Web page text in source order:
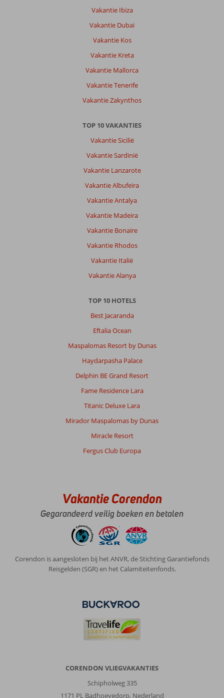
Vakantie Ibiza
Vakantie Dubai
Vakantie Kos
Vakantie Kreta
Vakantie Mallorca
Vakantie Tenerife
Vakantie Zakynthos
TOP 10 VAKANTIES
Vakantie Sicilië
Vakantie Sardinië
Vakantie Lanzarote
Vakantie Albufeira
Vakantie Antalya
Vakantie Madeira
Vakantie Bonaire
Vakantie Rhodos
Vakantie Italië
Vakantie Alanya
TOP 10 HOTELS
Best Jacaranda
Eftalia Ocean
Maspalomas Resort by Dunas
Haydarpasha Palace
Delphin BE Grand Resort
Fame Residence Lara
Titanic Deluxe Lara
Mirador Maspalomas by Dunas
Miracle Resort
Fergus Club Europa
Vakantie Corendon
Gegarandeerd veilig boeken en betalen
Corendon is aangesloten bij het ANVR, de Stichting Garantiefonds
Reisgelden (SGR) en het Calamiteitenfonds.
CORENDON VLIEGVAKANTIES
Schipholweg 335
1171 PL Badhoevedorp, Nederland